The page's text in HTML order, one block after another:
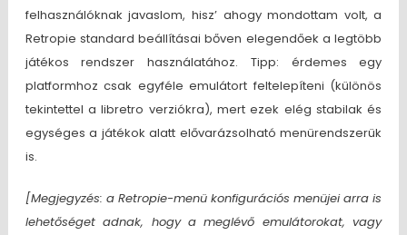
felhasználóknak javaslom, hisz’ ahogy mondottam volt, a
Retropie standard beállításai bőven elegendőek a legtöbb
játékos rendszer használatához. Tipp: érdemes egy
platformhoz csak egyféle emulátort feltelepíteni (különös
tekintettel a libretro verziókra), mert ezek elég stabilak és
egységes a játékok alatt elővarázsolható menürendszerük
is.
[Megjegyzés: a Retropie-menü konfigurációs menüjei arra is
lehetőséget adnak, hogy a meglévő emulátorokat, vagy